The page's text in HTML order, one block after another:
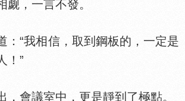
，一言不發。
“我相信，取到鋼板的，一定是
！”
會議室中，更是靜到了極點。